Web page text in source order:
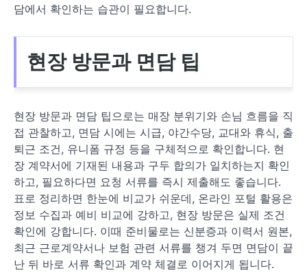
담에서 확인하는 습관이 필요합니다.
현장 방문과 면담 팁
현장 방문과 면담 팁으로는 매장 분위기와 손님 흐름을 직
접 관찰하고, 면담 시에는 시급, 야간수당, 교대와 휴식, 출
퇴근 조건, 유니폼 규정 등을 구체적으로 확인합니다. 현
장 계약서에 기재된 내용과 구두 합의가 일치하는지 확인
하고, 필요하다면 요청 서류를 즉시 제출해도 좋습니다.
표로 정리하면 한눈에 비교가 쉬운데, 온라인 포털 활용은
정보 수집과 예비 비교에 강하고, 현장 방문은 실제 조건
확인에 강합니다. 이때 준비물로는 신분증과 이력서 원본,
최근 근로계약서나 보험 관련 서류를 챙겨 두면 면담이 끝
난 뒤 바로 서류 확인과 계약 체결로 이어지게 됩니다.